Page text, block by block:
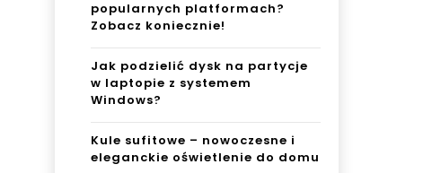
popularnych platformach?
Zobacz koniecznie!
Jak podzielić dysk na partycje
w laptopie z systemem
Windows?
Kule sufitowe – nowoczesne i
eleganckie oświetlenie do domu